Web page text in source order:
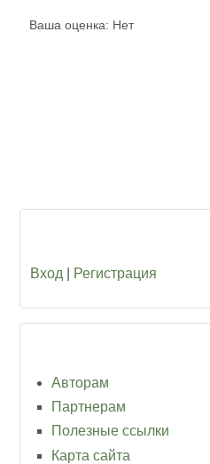
Ваша оценка: Нет
Вход Регистрация
Авторам
Партнерам
Полезные ссылки
Карта сайта